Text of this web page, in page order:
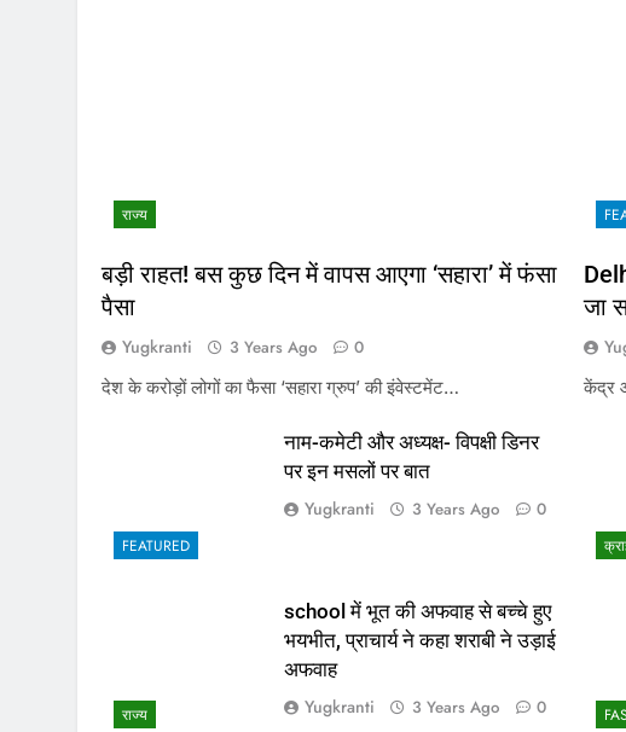
राज्य
बड़ी राहत! बस कुछ दिन में वापस आएगा ‘सहारा’ में फंसा
पैसा
Yugkranti 3 Years Ago
0
देश के करोड़ों लोगों का फैसा ‘सहारा ग्रुप’ की इंवेस्टमेंट…
जा
केंद्र
FEATURED
नाम-कमेटी और अध्यक्ष- विपक्षी डिनर
पर इन मसलों पर बात
Yugkranti 3 Years Ago 0
राज्य
school में भूत की अफवाह से बच्चे हुए
भयभीत, प्राचार्य ने कहा शराबी ने उड़ाई
अफवाह
Yugkranti 3 Years Ago 0